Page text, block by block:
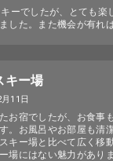
ーでしたが、とても楽
した。また機会が有れ
キー場
11日
お宿でしたが、お食事
。お風呂やお部屋も清
キー場と比べて広く移
場にはない魅力があり